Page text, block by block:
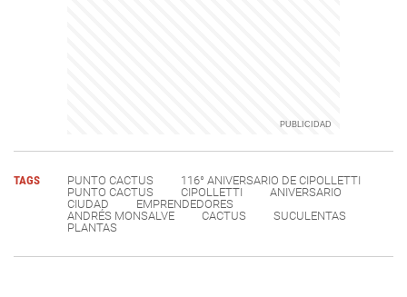
TAGS PUNTO CACTUS
116° ANIVERSARIO DE CIPOLLETTI
PUNTO CACTUS
CIPOLLETTI
ANIVERSARIO
CIUDAD
EMPRENDEDORES
ANDRÉS MONSALVE
CACTUS
SUCULENTAS
PLANTAS